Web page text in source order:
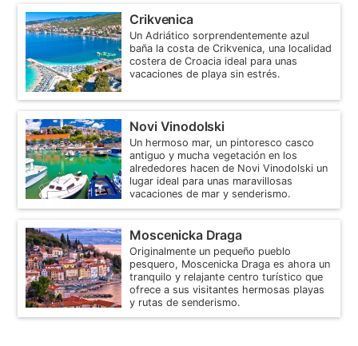
Crikvenica
Un Adriático sorprendentemente azul
baña la costa de Crikvenica, una localidad
costera de Croacia ideal para unas
vacaciones de playa sin estrés.
Novi Vinodolski
Un hermoso mar, un pintoresco casco
antiguo y mucha vegetación en los
alrededores hacen de Novi Vinodolski un
lugar ideal para unas maravillosas
vacaciones de mar y senderismo.
Moscenicka Draga
Originalmente un pequeño pueblo
pesquero, Moscenicka Draga es ahora un
tranquilo y relajante centro turístico que
ofrece a sus visitantes hermosas playas
y rutas de senderismo.